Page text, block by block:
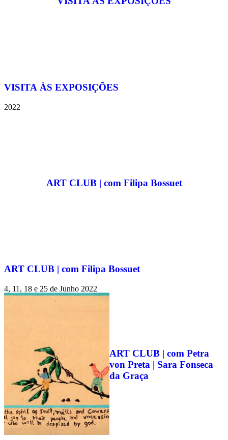
VISITA ÀS EXPOSIÇÕES
2022
ART CLUB | com Filipa Bossuet
ART CLUB | com Filipa Bossuet
4, 11, 18 e 25 de Junho 2022
ART CLUB | com Petra
von Preta | Sara Fonseca
da Graça